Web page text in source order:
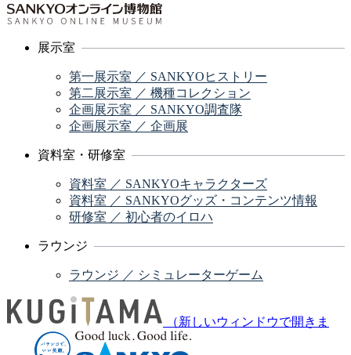
展示室
第一展示室 ／ SANKYOヒストリー
第二展示室 ／ 機種コレクション
企画展示室 ／ SANKYO調査隊
企画展示室 ／ 企画展
資料室・研修室
資料室 ／ SANKYOキャラクターズ
資料室 ／ SANKYOグッズ・コンテンツ情報
研修室 ／ 初心者のイロハ
ラウンジ
ラウンジ ／ シミュレーターゲーム
（新しいウィンドウで開きま